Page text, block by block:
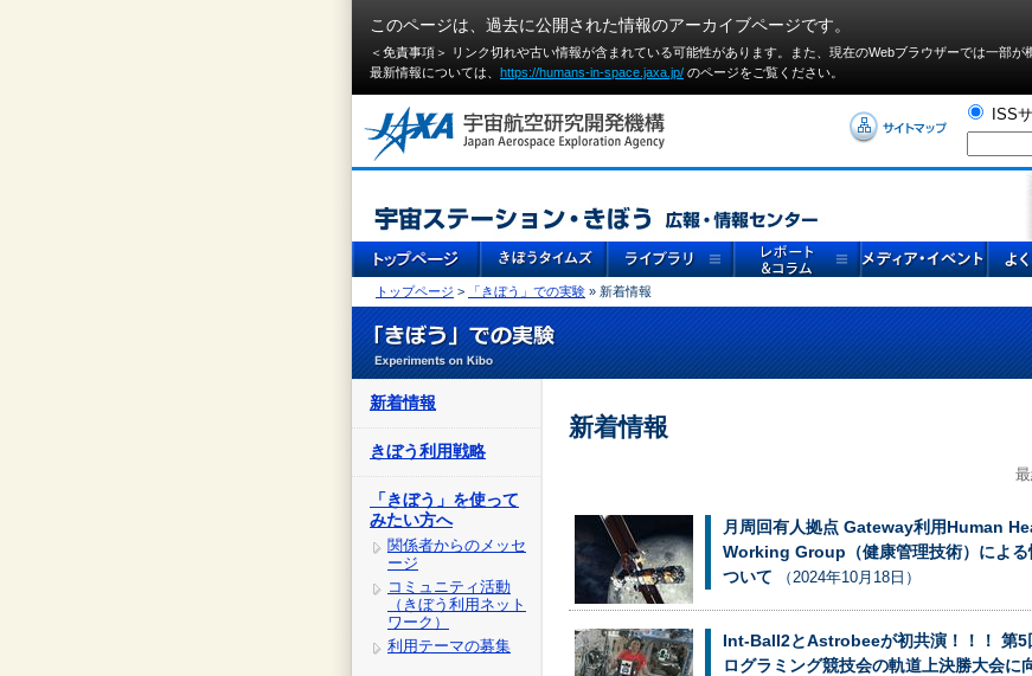
このページは、過去に公開された情報のアーカイブページです。
＜免責事項＞ リンク切れや古い情報が含まれている可能性があります。また、現在のWebブラウザーでは⼀部が
最新情報については、 https://humans-in-space.jaxa.jp/ のページをご覧ください。
ISS
トップページ > 「きぼう」での実験 » 新着情報
新着情報
きぼう利用戦略
「きぼう」を使って
みたい方へ
関係者からのメッセ
ージ
コミュニティ活動
（きぼう利用ネット
ワーク）
利用テーマの募集
新着情報
月周回有人拠点 Gateway利用Human
Working Group（健康管理技術）による
ついて
（2024年10月18日）
Int-Ball2とAstrobeeが初共演！！！ 第5
ログラミング競技会の軌道上決勝大会に